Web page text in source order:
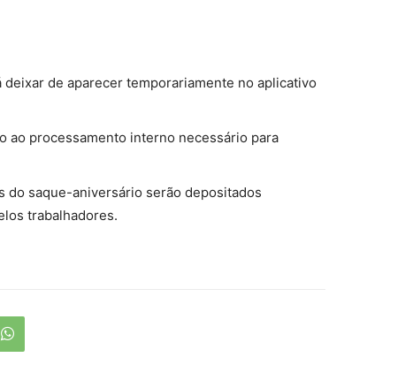
de aparecer temporariamente no aplicativo
ao processamento interno necessário para
do saque-aniversário serão depositados
trabalhadores.